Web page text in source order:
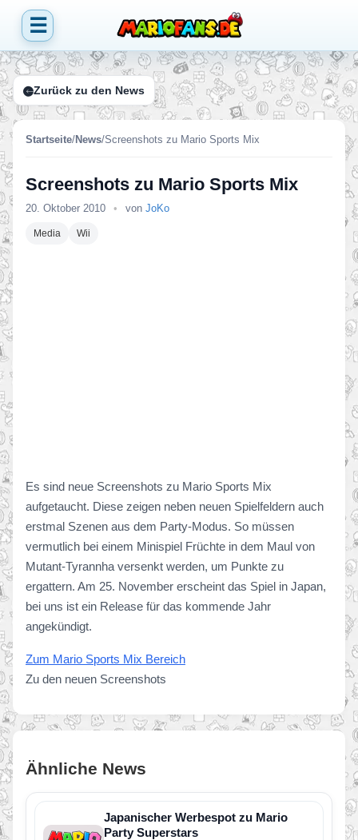
☰
Zurück zu den News
Startseite/News/Screenshots zu Mario Sports Mix
Screenshots zu Mario Sports Mix
20. Oktober 2010 • von JoKo
Media Wii
Es sind neue Screenshots zu Mario Sports Mix
aufgetaucht. Diese zeigen neben neuen Spielfeldern auch
erstmal Szenen aus dem Party-Modus. So müssen
vermutlich bei einem Minispiel Früchte in dem Maul von
Mutant-Tyrannha versenkt werden, um Punkte zu
ergattern. Am 25. November erscheint das Spiel in Japan,
bei uns ist ein Release für das kommende Jahr
angekündigt.
Zum Mario Sports Mix Bereich
Zu den neuen Screenshots
Ähnliche News
Japanischer Werbespot zu Mario
Party Superstars